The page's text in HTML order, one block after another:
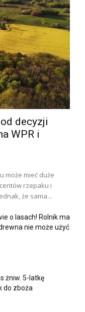
decyzji
WPR i
może mieć duże
rzepaku i
że sama...
o lasach! Rolnik ma
nie może użyć
żniw. 5-latkę
do zboża